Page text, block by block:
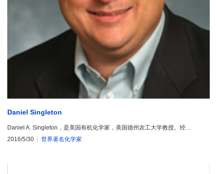
Daniel Singleton
Daniel A. Singleton，是美国有机化学家，美国德州农工大学教授。经…
2016/5/30
世界著名化学家